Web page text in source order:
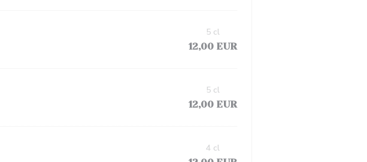
12,00 EUR
5 cl
12,00 EUR
5 cl
4 cl